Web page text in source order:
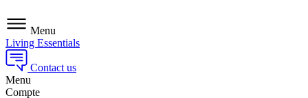
Menu
Living Essentials
Contact us
Menu
Compte